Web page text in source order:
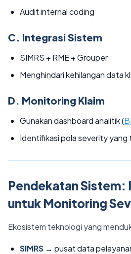
Audit internal coding
C. Integrasi Sistem
SIMRS + RME + Grouper
Menghindari kehilangan data
D. Monitoring Klaim
Gunakan dashboard analitik (
Identifikasi pola severity yang
Pendekatan Sistem:
untuk Monitoring
Ekosistem teknologi yang
SIMRS → pusat data